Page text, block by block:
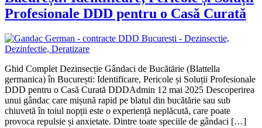
Profesionale DDD pentru o Casă Curată
Ghid Complet Dezinsecție Gândaci de Bucătărie (Blattella
germanica) în București: Identificare, Pericole și Soluții Profesionale
DDD pentru o Casă Curată DDDAdmin 12 mai 2025 Descoperirea
unui gândac care mișună rapid pe blatul din bucătărie sau sub
chiuvetă în toiul nopții este o experiență neplăcută, care poate
provoca repulsie și anxietate. Dintre toate speciile de gândaci […]